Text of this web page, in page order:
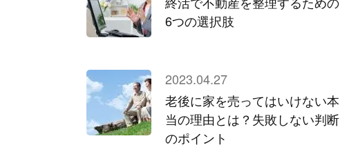
6つの選択肢
2023.04.27
老後に家を売ってはいけない本
当の理由とは？失敗しない判断
のポイント